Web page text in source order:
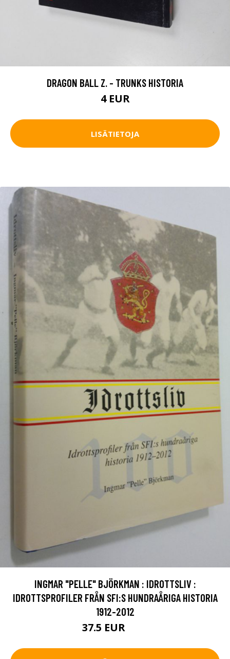
DRAGON BALL Z. - TRUNKS HISTORIA
4 EUR
LISÄTIETOJA
INGMAR "PELLE" BJÖRKMAN : IDROTTSLIV :
IDROTTSPROFILER FRÅN SFI:S HUNDRAÅRIGA HISTORIA
1912-2012
37.5 EUR